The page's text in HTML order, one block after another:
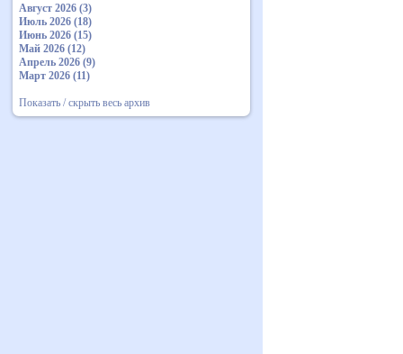
Август 2026 (3)
Июль 2026 (18)
Июнь 2026 (15)
Май 2026 (12)
Апрель 2026 (9)
Март 2026 (11)
Показать / скрыть весь архив